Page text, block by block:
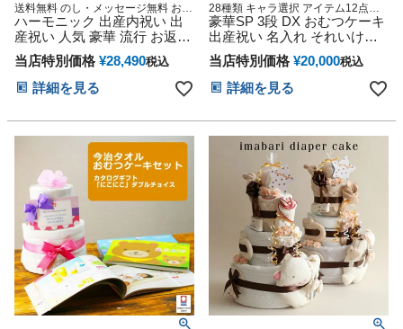
送料無料 のし・メッセージ無料 お選
びいただける豪華カタログギフト
ハーモニック 出産内祝い 出
産祝い 人気 豪華 流行 お返し
ギフト カタログギフト プレ
ゼント ギフトセット Colon コ
ロン マカロン 25600円コース
当店特別価格 ¥28,490税込
詳細を見る
28種類 キャラ選択 アイテム12点付
Baby shower ダイパーケーキ オムツ
タワー 送料無料 送料込み
豪華SP 3段 DX おむつケーキ
出産祝い 名入れ それいけ！
アンパンマン 思い出 赤ちゃ
ん 子供 出産 マタニティ マタ
ニティフォト パパ ママ ベイ
ビー お父さん お母さん クリ
ギフトセット 人気 端午の節
句 ひな祭り
当店特別価格 ¥20,000税込
詳細を見る